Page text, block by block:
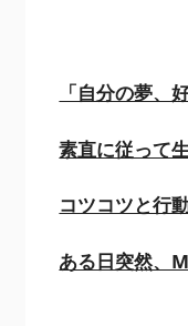
「自分の夢、
素直に従って
コツコツと行
ある日突然、